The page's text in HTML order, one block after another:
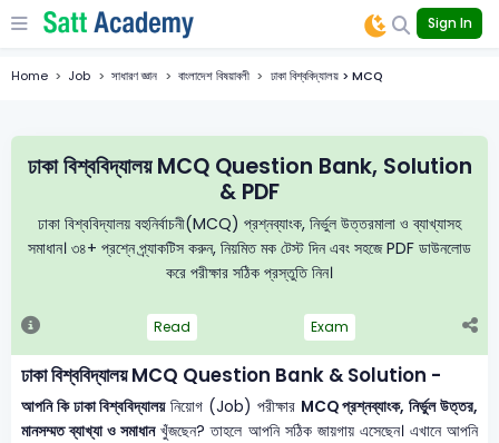
Sign In
Home Job সাধারণ জ্ঞান বাংলাদেশ বিষয়াবলী ঢাকা বিশ্ববিদ্যালয় > MCQ
ঢাকা বিশ্ববিদ্যালয় MCQ Question Bank, Solution
& PDF
ঢাকা বিশ্ববিদ্যালয় বহুনির্বাচনী(MCQ) প্রশ্নব্যাংক, নির্ভুল উত্তরমালা ও ব্যাখ্যাসহ
সমাধান। ৩৪+ প্রশ্নে প্র্যাকটিস করুন, নিয়মিত মক টেস্ট দিন এবং সহজে PDF ডাউনলোড
করে পরীক্ষার সঠিক প্রস্তুতি নিন।
Read Exam
ঢাকা বিশ্ববিদ্যালয় MCQ Question Bank & Solution -
আপনি কি ঢাকা বিশ্ববিদ্যালয়নিয়োগ (Job) পরীক্ষার MCQ প্রশ্নব্যাংক, নির্ভুল উত্তর,
মানসম্মত ব্যাখ্যা ও সমাধানখুঁজছেন? তাহলে আপনি সঠিক জায়গায় এসেছেন। এখানে আপনি